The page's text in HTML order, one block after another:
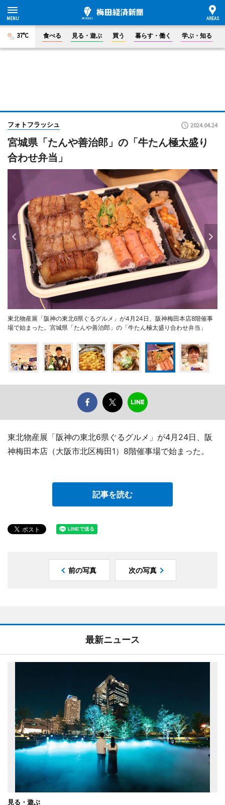
37°C 食べる 見る・遊ぶ 買う 暮らす・働く 学ぶ・知る
フォトフラッシュ 2024.04.24
宮城県「たんや善治郎」の「牛たん極太盛り
合わせ弁当」
東北物産展「阪神の東北6県ぐるグルメ」が4月24日、阪神梅田本店8階催事
場で始まった。宮城県「たんや善治郎」の「牛たん極太盛り合わせ弁当」
東北物産展「阪神の東北6県ぐるグルメ」が4月24日、阪
神梅田本店（大阪市北区梅田1）8階催事場で始まった。
記事を読む
前の写真 次の写真
最新ニュース
見る・遊ぶ